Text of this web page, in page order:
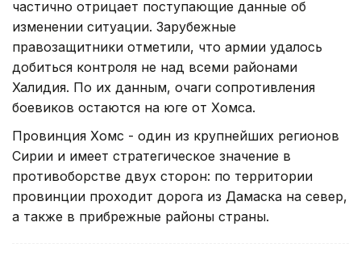
частично отрицает поступающие данные об
изменении ситуации. Зарубежные
правозащитники отметили, что армии удалось
добиться контроля не над всеми районами
Халидия. По их данным, очаги сопротивления
боевиков остаются на юге от Хомса.
Провинция Хомс - один из крупнейших регионов
Сирии и имеет стратегическое значение в
противоборстве двух сторон: по территории
провинции проходит дорога из Дамаска на север,
а также в прибрежные районы страны.